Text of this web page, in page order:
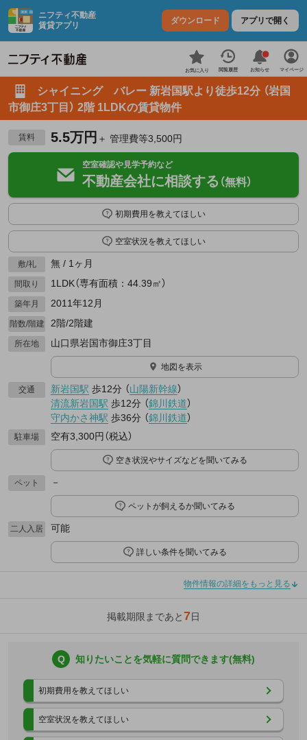
ニフティ不動産
賃貸アプリ
ダウンロード アプリで開く
お気に入り 閲覧履歴 お知らせ マイページ
シャイニング バレー 新岩国駅より徒歩12分 （岩国
市御庄3丁目） 2階 1LDKの賃貸物件
賃料 5.5万円 ＋ 管理費等3,500円
空室確認や見学予約など
不動産会社に相談する （無料）
初期費用を教えてほしい
空室状況を教えてほしい
敷/礼 無 / 1ヶ月
間取り 1LDK（専有面積：44.39㎡）
築年月 2011年12月
階数/階建 2階/2階建
所在地 山口県岩国市御庄3丁目
地図を表示
交通 新岩国駅 歩12分 （山陽新幹線）
清流新岩国駅 歩12分 （錦川鉄道）
守内かさ神駅 歩36分 （錦川鉄道）
駐車場 空有3,300円（税込）
空き状況やサイズなどを聞いてみる
ペット －
ペットが飼えるか聞いてみる
二人入居 可能
詳しい条件を聞いてみる
物件情報の詳細をもっと見る
掲載期限まであと7日
Q 知りたいことを気軽に質問できます(無料)
初期費用を教えてほしい
空室状況を教えてほしい